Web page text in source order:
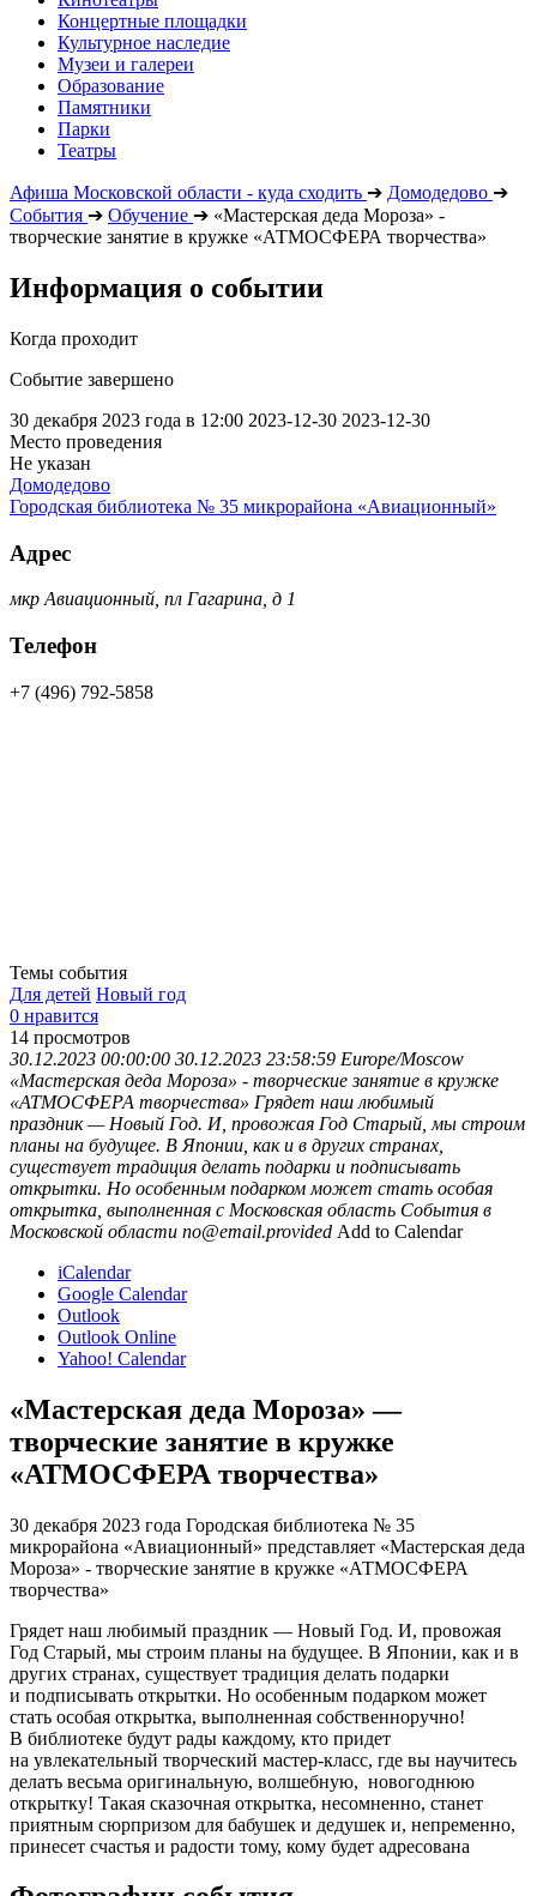
Концертные площадки
Культурное наследие
Музеи и галереи
Образование
Памятники
Парки
Театры
Афиша Московской области - куда сходить ➔ Домодедово ➔
События ➔ Обучение ➔ «Мастерская деда Мороза» -
творческие занятие в кружке «АТМОСФЕРА творчества»
Информация о событии
Когда проходит
Событие завершено
30 декабря 2023 года в 12:00 2023-12-30 2023-12-30
Место проведения
Не указан
Домодедово
Городская библиотека № 35 микрорайона «Авиационный»
Адрес
мкр Авиационный, пл Гагарина, д 1
Телефон
+7 (496) 792-5858
Темы события
Для детей Новый год
0 нравится
14 просмотров
30.12.2023 00:00:00 30.12.2023 23:58:59 Europe/Moscow
«Мастерская деда Мороза» - творческие занятие в кружке
«АТМОСФЕРА творчества» Грядет наш любимый
праздник — Новый Год. И, провожая Год Старый, мы строим
планы на будущее. В Японии, как и в других странах,
существует традиция делать подарки и подписывать
открытки. Но особенным подарком может стать особая
открытка, выполненная с Московская область События в
Московской области no@email.provided Add to Calendar
iCalendar
Google Calendar
Outlook
Outlook Online
Yahoo! Calendar
«Мастерская деда Мороза» —
творческие занятие в кружке
«АТМОСФЕРА творчества»
30 декабря 2023 года Городская библиотека № 35
микрорайона «Авиационный» представляет «Мастерская деда
Мороза» - творческие занятие в кружке «АТМОСФЕРА
творчества»
Грядет наш любимый праздник — Новый Год. И, провожая
Год Старый, мы строим планы на будущее. В Японии, как и в
других странах, существует традиция делать подарки
и подписывать открытки. Но особенным подарком может
стать особая открытка, выполненная собственноручно!
В библиотеке будут рады каждому, кто придет
на увлекательный творческий мастер-класс, где вы научитесь
делать весьма оригинальную, волшебную, новогоднюю
открытку! Такая сказочная открытка, несомненно, станет
приятным сюрпризом для бабушек и дедушек и, непременно,
принесет счастья и радости тому, кому будет адресована